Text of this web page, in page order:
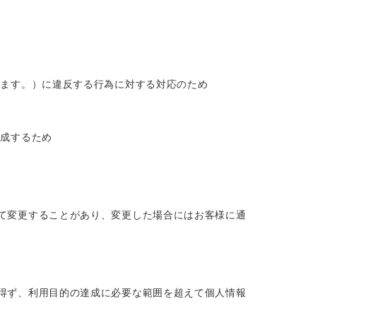
す。）に違反する行為に対する対応のため
するため
更することがあり、変更した場合にはお客様に通
、利用目的の達成に必要な範囲を超えて個人情報